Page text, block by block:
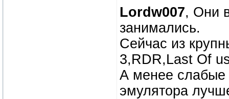
Lordw007, Они
занимались.
Сейчас из
3,RDR,Last Of
А менее слабые
эмулятора